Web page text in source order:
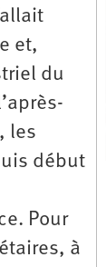
et,
du
les
début
Pour
à